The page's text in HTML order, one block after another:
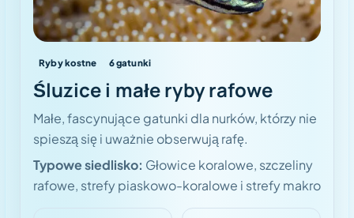
Ryby kostne 6gatunki
Śluzice i małe ryby rafowe
Małe, fascynujące gatunki dla nurków, którzy nie
spieszą się i uważnie obserwują rafę.
Typowe siedlisko: Głowice koralowe, szczeliny
rafowe, strefy piaskowo-koralowe i strefy makro